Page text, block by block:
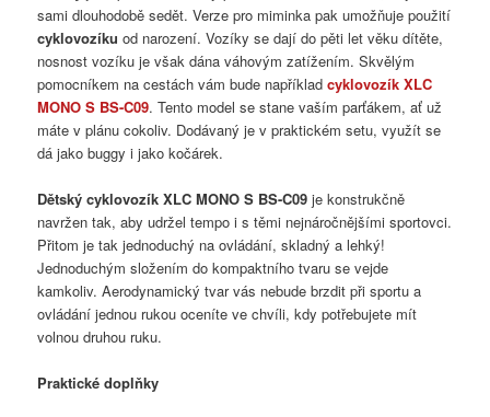
sami dlouhodobě sedět. Verze pro miminka pak umožňuje použití
cyklovozíku od narození. Vozíky se dají do pěti let věku dítěte,
nosnost vozíku je však dána váhovým zatížením. Skvělým
pomocníkem na cestách vám bude napříkladcyklovozík XLC
MONO S BS-C09. Tento model se stane vaším parťákem, ať už
máte v plánu cokoliv. Dodávaný je v praktickém setu, využít se
dá jako buggy i jako kočárek.
Dětský cyklovozík XLC MONO S BS-C09 je konstrukčně
navržen tak, aby udržel tempo i s těmi nejnáročnějšími sportovci.
Přitom je tak jednoduchý na ovládání, skladný a lehký!
Jednoduchým složením do kompaktního tvaru se vejde
kamkoliv. Aerodynamický tvar vás nebude brzdit při sportu a
ovládání jednou rukou oceníte ve chvíli, kdy potřebujete mít
volnou druhou ruku.
Praktické doplňky